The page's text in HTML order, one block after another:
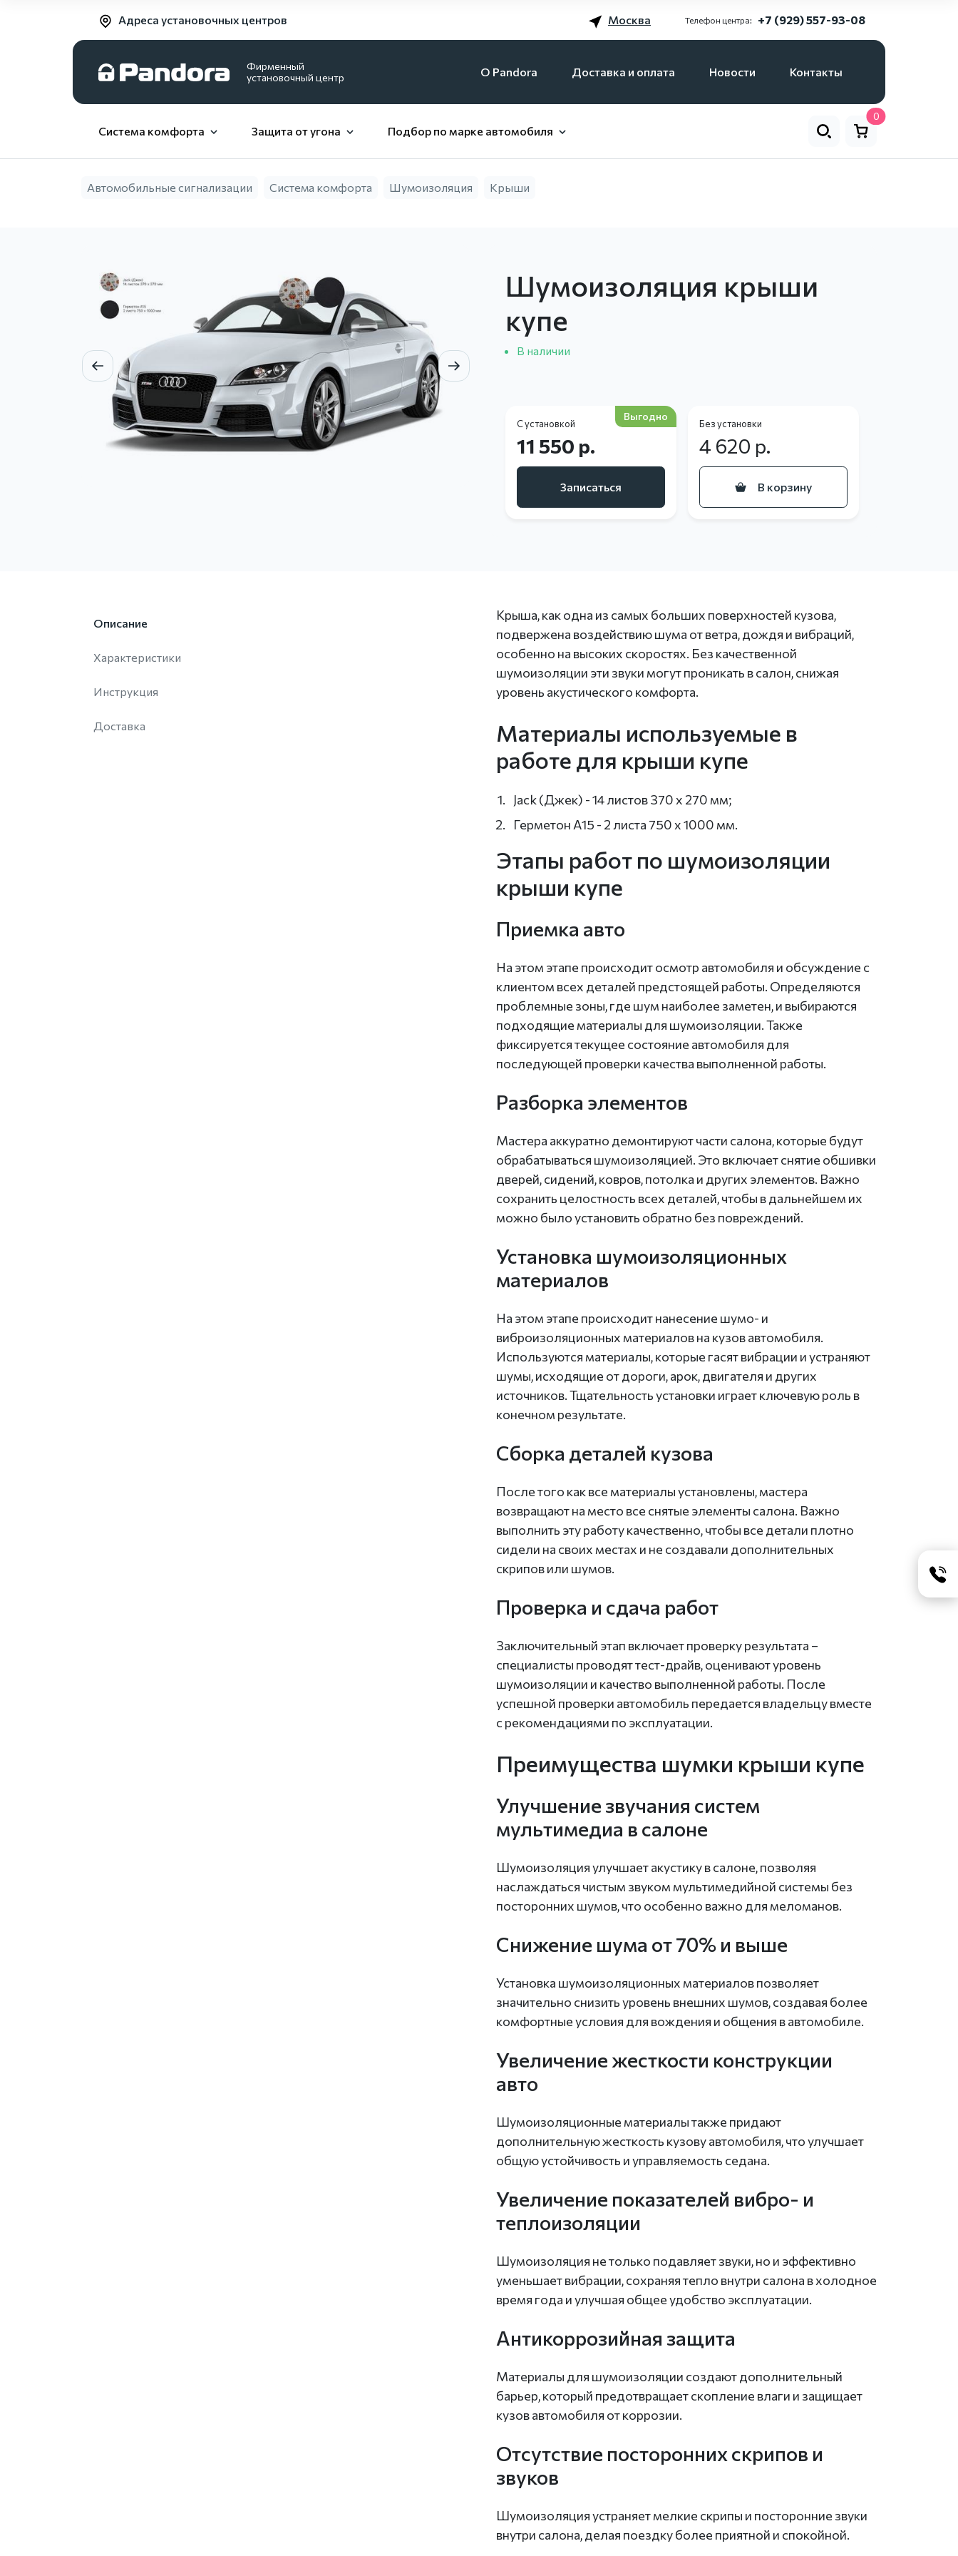
Адреса установочных центров Москва Телефон центра: +7 (929) 557-93-08
Фирменный
установочный центр
O Pandora Доставка и оплата Новости Контакты
Система комфорта Защита от угона Подбор по марке автомобиля
0
Автомобильные сигнализации Система комфорта Шумоизоляция Крыши
Шумоизоляция крыши
купе
В наличии
С установкой
Выгодно
11 550 р.
Записаться
Без установки
4 620 р.
В корзину
Описание
Характеристики
Инструкция
Доставка
Крыша, как одна из самых больших поверхностей кузова,
подвержена воздействию шума от ветра, дождя и вибраций,
особенно на высоких скоростях. Без качественной
шумоизоляции эти звуки могут проникать в салон, снижая
уровень акустического комфорта.
Материалы используемые в
работе для крыши купе
Jack (Джек) - 14 листов 370 х 270 мм;
Герметон А15 - 2 листа 750 х 1000 мм.
Этапы работ по шумоизоляции
крыши купе
Приемка авто
На этом этапе происходит осмотр автомобиля и обсуждение с
клиентом всех деталей предстоящей работы. Определяются
проблемные зоны, где шум наиболее заметен, и выбираются
подходящие материалы для шумоизоляции. Также
фиксируется текущее состояние автомобиля для
последующей проверки качества выполненной работы.
Разборка элементов
Мастера аккуратно демонтируют части салона, которые будут
обрабатываться шумоизоляцией. Это включает снятие обшивки
дверей, сидений, ковров, потолка и других элементов. Важно
сохранить целостность всех деталей, чтобы в дальнейшем их
можно было установить обратно без повреждений.
Установка шумоизоляционных
материалов
На этом этапе происходит нанесение шумо- и
виброизоляционных материалов на кузов автомобиля.
Используются материалы, которые гасят вибрации и устраняют
шумы, исходящие от дороги, арок, двигателя и других
источников. Тщательность установки играет ключевую роль в
конечном результате.
Сборка деталей кузова
После того как все материалы установлены, мастера
возвращают на место все снятые элементы салона. Важно
выполнить эту работу качественно, чтобы все детали плотно
сидели на своих местах и не создавали дополнительных
скрипов или шумов.
Проверка и сдача работ
Заключительный этап включает проверку результата –
специалисты проводят тест-драйв, оценивают уровень
шумоизоляции и качество выполненной работы. После
успешной проверки автомобиль передается владельцу вместе
с рекомендациями по эксплуатации.
Преимущества шумки крыши купе
Улучшение звучания систем
мультимедиа в салоне
Шумоизоляция улучшает акустику в салоне, позволяя
наслаждаться чистым звуком мультимедийной системы без
посторонних шумов, что особенно важно для меломанов.
Снижение шума от 70% и выше
Установка шумоизоляционных материалов позволяет
значительно снизить уровень внешних шумов, создавая более
комфортные условия для вождения и общения в автомобиле.
Увеличение жесткости конструкции
авто
Шумоизоляционные материалы также придают
дополнительную жесткость кузову автомобиля, что улучшает
общую устойчивость и управляемость седана.
Увеличение показателей вибро- и
теплоизоляции
Шумоизоляция не только подавляет звуки, но и эффективно
уменьшает вибрации, сохраняя тепло внутри салона в холодное
время года и улучшая общее удобство эксплуатации.
Антикоррозийная защита
Материалы для шумоизоляции создают дополнительный
барьер, который предотвращает скопление влаги и защищает
кузов автомобиля от коррозии.
Отсутствие посторонних скрипов и
звуков
Шумоизоляция устраняет мелкие скрипы и посторонние звуки
внутри салона, делая поездку более приятной и спокойной.